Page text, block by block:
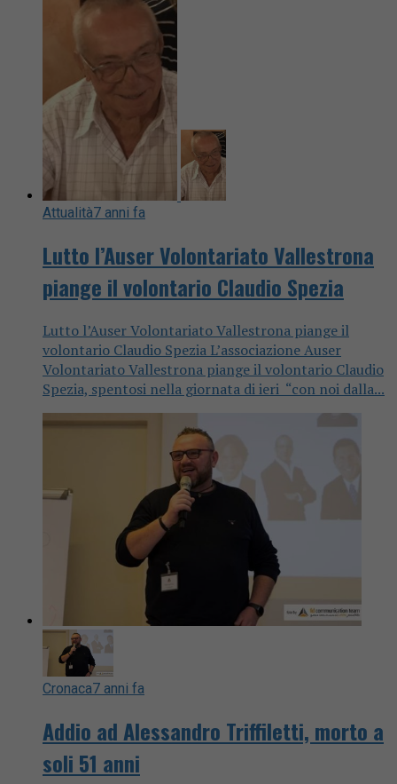
Attualità7 anni fa
Lutto l’Auser Volontariato Vallestrona
piange il volontario Claudio Spezia
Lutto l’Auser Volontariato Vallestrona piange il
volontario Claudio Spezia L’associazione Auser
Volontariato Vallestrona piange il volontario Claudio
Spezia, spentosi nella giornata di ieri “con noi dalla...
Cronaca7 anni fa
Addio ad Alessandro Triffiletti, morto a
soli 51 anni